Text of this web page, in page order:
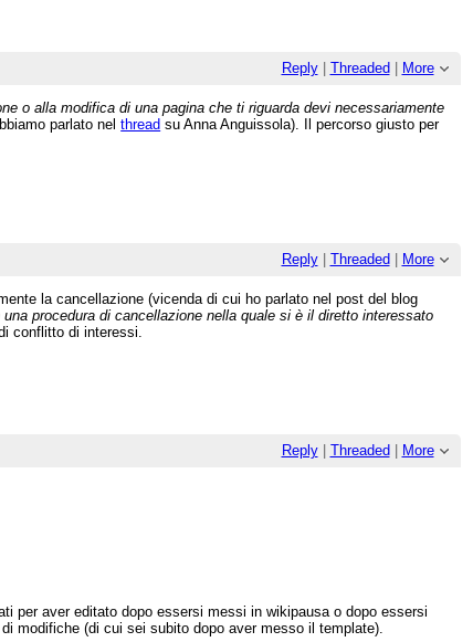
Reply| Threaded More
o alla modifica di una pagina che ti riguarda devi necessariamente
parlato nelthread su Anna Anguissola). Il percorso giusto per
Reply| Threaded More
la cancellazione (vicenda di cui ho parlato nel post del blog
procedura di cancellazione nella quale si è il diretto interessato
conflitto di interessi.
Reply| Threaded More
per aver editato dopo essersi messi in wikipausa o dopo essersi
modifiche (di cui sei subito dopo aver messo il template).